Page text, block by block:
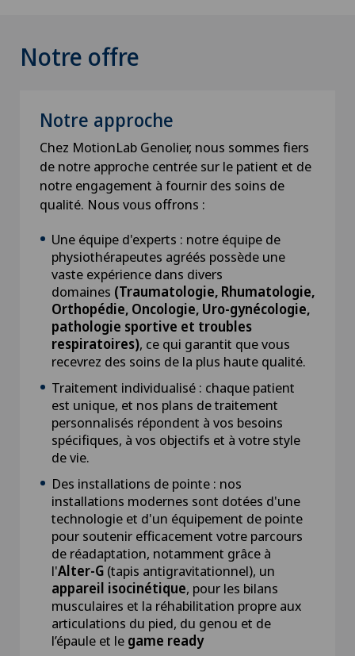
Notre offre
Notre approche
Chez MotionLab Genolier, nous sommes fiers
de notre approche centrée sur le patient et de
notre engagement à fournir des soins de
qualité. Nous vous offrons :
Une équipe d'experts : notre équipe de
physiothérapeutes agréés possède une
vaste expérience dans divers
domaines (Traumatologie, Rhumatologie,
Orthopédie, Oncologie, Uro-gynécologie,
pathologie sportive et troubles
respiratoires), ce qui garantit que vous
recevrez des soins de la plus haute qualité.
Traitement individualisé : chaque patient
est unique, et nos plans de traitement
personnalisés répondent à vos besoins
spécifiques, à vos objectifs et à votre style
de vie.
Des installations de pointe : nos
installations modernes sont dotées d'une
technologie et d'un équipement de pointe
pour soutenir efficacement votre parcours
de réadaptation, notamment grâce à
l'Alter-G (tapis antigravitationnel), un
appareil isocinétique, pour les bilans
musculaires et la réhabilitation propre aux
articulations du pied, du genou et de
l’épaule et le game ready